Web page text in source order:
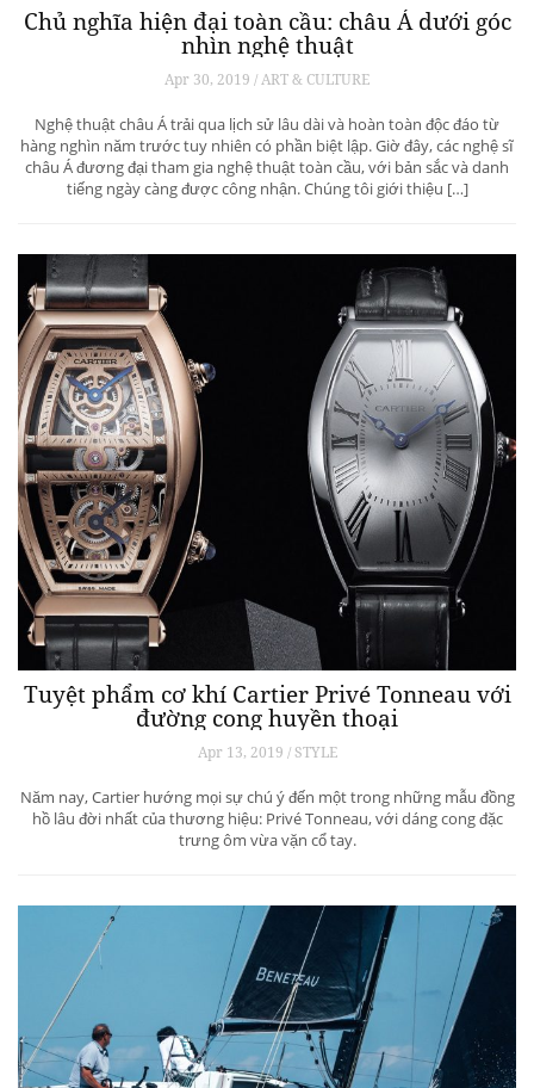
Chủ nghĩa hiện đại toàn cầu: châu Á dưới góc
nhìn nghệ thuật
Apr 30, 2019 / ART & CULTURE
Nghệ thuật châu Á trải qua lịch sử lâu dài và hoàn toàn độc đáo từ
hàng nghìn năm trước tuy nhiên có phần biệt lập. Giờ đây, các nghệ sĩ
châu Á đương đại tham gia nghệ thuật toàn cầu, với bản sắc và danh
tiếng ngày càng được công nhận. Chúng tôi giới thiệu […]
Tuyệt phẩm cơ khí Cartier Privé Tonneau với
đường cong huyền thoại
Apr 13, 2019 / STYLE
Năm nay, Cartier hướng mọi sự chú ý đến một trong những mẫu đồng
hồ lâu đời nhất của thương hiệu: Privé Tonneau, với dáng cong đặc
trưng ôm vừa vặn cổ tay.